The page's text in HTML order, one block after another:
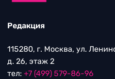
Редакция
115280, г. Москва, ул.
д. 26, этаж 2
тел: +7 (499) 579-86-96